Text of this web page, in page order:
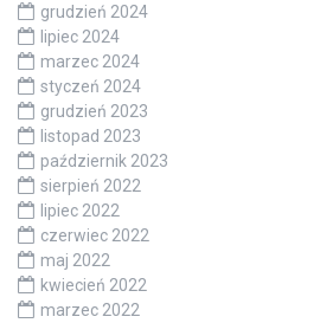
grudzień 2024
lipiec 2024
marzec 2024
styczeń 2024
grudzień 2023
listopad 2023
październik 2023
sierpień 2022
lipiec 2022
czerwiec 2022
maj 2022
kwiecień 2022
marzec 2022